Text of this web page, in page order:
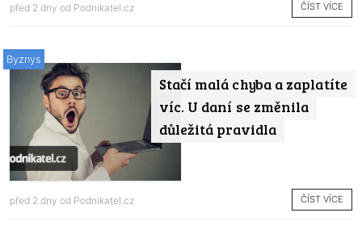
před 2 dny od Podnikatel.cz ČÍST VÍCE
Stačí malá chyba a zaplatíte
víc. U daní se změnila
důležitá pravidla
Byznys
před 2 dny od Podnikatel.cz ČÍST VÍCE